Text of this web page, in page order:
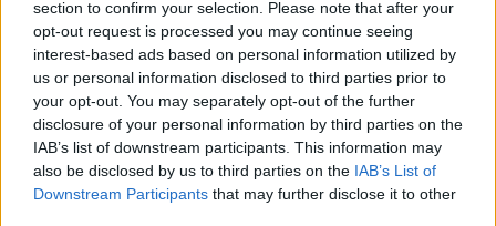
section to confirm your selection. Please note that after your
opt-out request is processed you may continue seeing
interest-based ads based on personal information utilized by
us or personal information disclosed to third parties prior to
your opt-out. You may separately opt-out of the further
disclosure of your personal information by third parties on the
IAB’s list of downstream participants. This information may
also be disclosed by us to third parties on the IAB’s List of
Downstream Participants that may further disclose it to other